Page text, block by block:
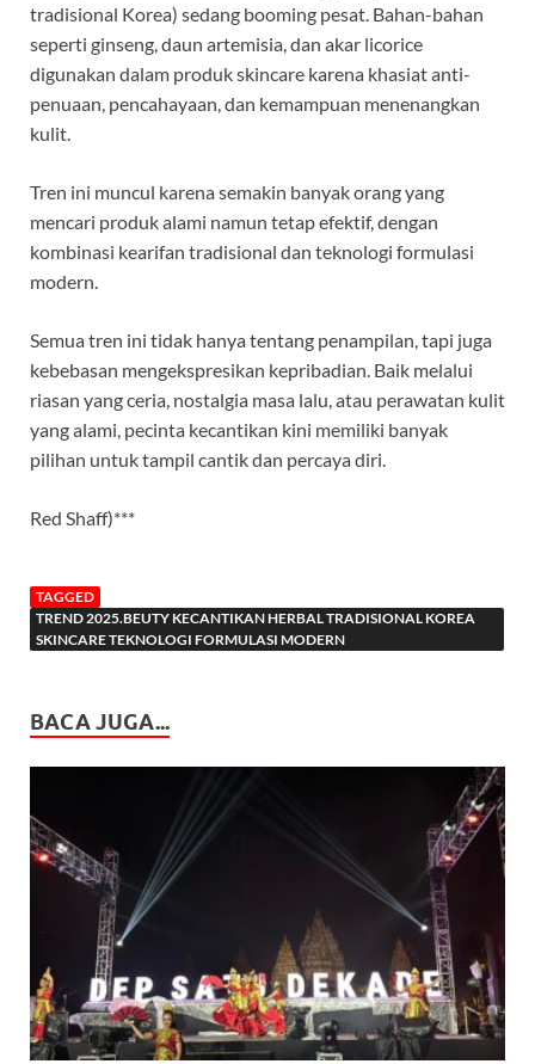
tradisional Korea) sedang booming pesat. Bahan-bahan
seperti ginseng, daun artemisia, dan akar licorice
digunakan dalam produk skincare karena khasiat anti-
penuaan, pencahayaan, dan kemampuan menenangkan
kulit.
Tren ini muncul karena semakin banyak orang yang
mencari produk alami namun tetap efektif, dengan
kombinasi kearifan tradisional dan teknologi formulasi
modern.
Semua tren ini tidak hanya tentang penampilan, tapi juga
kebebasan mengekspresikan kepribadian. Baik melalui
riasan yang ceria, nostalgia masa lalu, atau perawatan kulit
yang alami, pecinta kecantikan kini memiliki banyak
pilihan untuk tampil cantik dan percaya diri.
Red Shaff)***
TAGGED
TREND 2025.BEUTY KECANTIKAN HERBAL TRADISIONAL KOREA
SKINCARE TEKNOLOGI FORMULASI MODERN
BACA JUGA...